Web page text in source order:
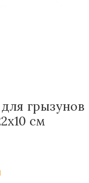
грызунов
см